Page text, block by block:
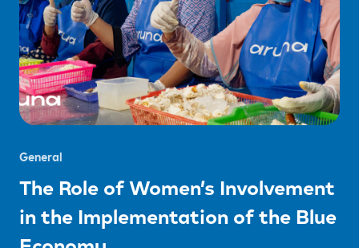
General
The Role of Women’s Involvement
in the Implementation of the Blue